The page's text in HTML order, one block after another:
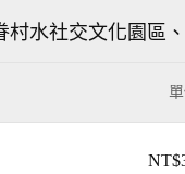
水社交文化園區